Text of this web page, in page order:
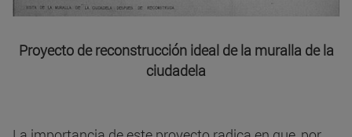
Proyecto de reconstrucción ideal de la muralla de la
ciudadela